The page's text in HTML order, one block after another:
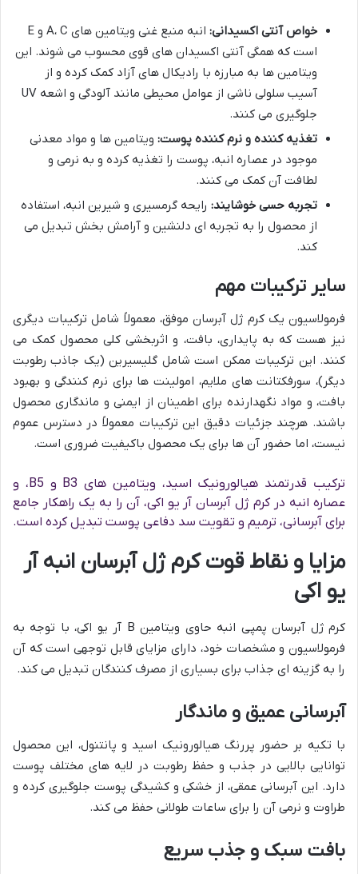
خواص آنتی اکسیدانی:
انبه منبع غنی ویتامین های A، C و E
است که همگی آنتی اکسیدان های قوی محسوب می شوند. این
ویتامین ها به مبارزه با رادیکال های آزاد کمک کرده و از
آسیب سلولی ناشی از عوامل محیطی مانند آلودگی و اشعه UV
جلوگیری می کنند.
تغذیه کننده و نرم کننده پوست: ویتامین ها و مواد معدنی
موجود در عصاره انبه، پوست را تغذیه کرده و به نرمی و
لطافت آن کمک می کنند.
تجربه حسی خوشایند: رایحه گرمسیری و شیرین انبه، استفاده
از محصول را به تجربه ای دلنشین و آرامش بخش تبدیل می
کند.
سایر ترکیبات مهم
فرمولاسیون یک کرم ژل آبرسان موفق، معمولاً شامل ترکیبات دیگری
نیز هست که به پایداری، بافت، و اثربخشی کلی محصول کمک می
کنند. این ترکیبات ممکن است شامل گلیسیرین (یک جاذب رطوبت
دیگر)، سورفکتانت های ملایم، امولینت ها برای نرم کنندگی و بهبود
بافت، و مواد نگهدارنده برای اطمینان از ایمنی و ماندگاری محصول
باشند. هرچند جزئیات دقیق این ترکیبات معمولاً در دسترس عموم
نیست، اما حضور آن ها برای یک محصول باکیفیت ضروری است.
ترکیب قدرتمند هیالورونیک اسید، ویتامین های B3 و B5، و
عصاره انبه در کرم ژل آبرسان آر یو اکی، آن را به یک راهکار جامع
برای آبرسانی، ترمیم و تقویت سد دفاعی پوست تبدیل کرده است.
مزایا و نقاط قوت کرم ژل آبرسان انبه آر
یو اکی
کرم ژل آبرسان پمپی انبه حاوی ویتامین B آر یو اکی، با توجه به
فرمولاسیون و مشخصات خود، دارای مزایای قابل توجهی است که آن
را به گزینه ای جذاب برای بسیاری از مصرف کنندگان تبدیل می کند.
آبرسانی عمیق و ماندگار
با تکیه بر حضور پررنگ هیالورونیک اسید و پانتنول، این محصول
توانایی بالایی در جذب و حفظ رطوبت در لایه های مختلف پوست
دارد. این آبرسانی عمقی، از خشکی و کشیدگی پوست جلوگیری کرده و
طراوت و نرمی آن را برای ساعات طولانی حفظ می کند.
بافت سبک و جذب سریع